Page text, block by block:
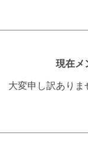
現在メ
大変申し訳あり